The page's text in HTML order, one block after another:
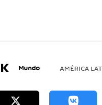
Mundo AMÉRICA